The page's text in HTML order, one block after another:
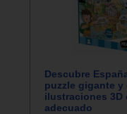
Descubre
puzzle gigante y
ilustraciones 3D
adecuado